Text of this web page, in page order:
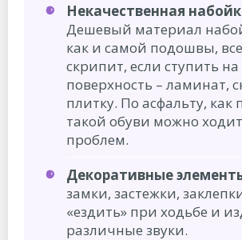
Некачественная
Дешевый материал
как и самой подошвы,
скрипит, если ступить
поверхность – ламинат,
плитку. По асфальту, как
такой обуви можно
проблем.
Декоративные
замки, застежки,
«ездить» при ходьбе и
различные звуки.